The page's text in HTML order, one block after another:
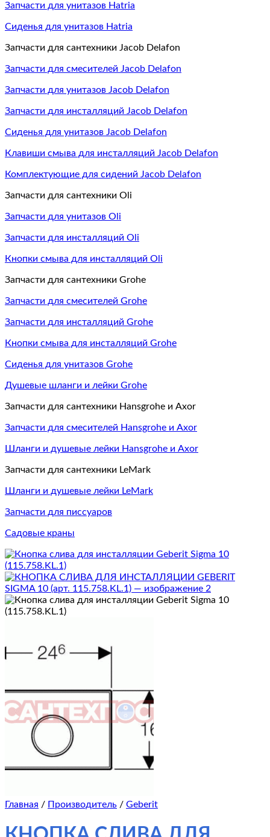
Запчасти для унитазов Hatria
Сиденья для унитазов Hatria
Запчасти для сантехники Jacob Delafon
Запчасти для смесителей Jacob Delafon
Запчасти для унитазов Jacob Delafon
Запчасти для инсталляций Jacob Delafon
Сиденья для унитазов Jacob Delafon
Клавиши смыва для инсталляций Jacob Delafon
Комплектующие для сидений Jacob Delafon
Запчасти для сантехники Oli
Запчасти для унитазов Oli
Запчасти для инсталляций Oli
Кнопки смыва для инсталляций Oli
Запчасти для сантехники Grohe
Запчасти для смесителей Grohe
Запчасти для инсталляций Grohe
Кнопки смыва для инсталляций Grohe
Сиденья для унитазов Grohe
Душевые шланги и лейки Grohe
Запчасти для сантехники Hansgrohe и Axor
Запчасти для смесителей Hansgrohe и Axor
Шланги и душевые лейки Hansgrohe и Axor
Запчасти для сантехники LeMark
Шланги и душевые лейки LeMark
Запчасти для писсуаров
Садовые краны
Главная / Производитель / Geberit